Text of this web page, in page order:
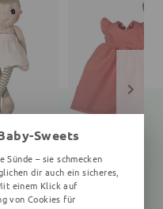
2 Teile, 85x180x350 mm, 35 cm, 0+ Monate, Streifen, Punkte, bunt
€
Puppenkleidung
18,67 €
Sweets
– sie schmecken
dir auch ein sicheres,
einem Klick auf
von Cookies für